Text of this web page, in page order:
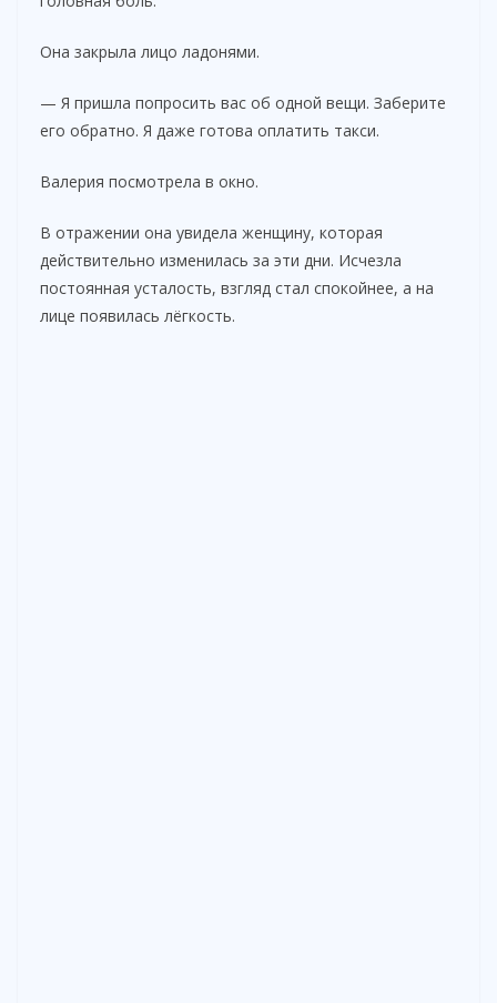
Она закрыла лицо ладонями.
— Я пришла попросить вас об одной вещи. Заберите
его обратно. Я даже готова оплатить такси.
Валерия посмотрела в окно.
В отражении она увидела женщину, которая
действительно изменилась за эти дни. Исчезла
постоянная усталость, взгляд стал спокойнее, а на
лице появилась лёгкость.